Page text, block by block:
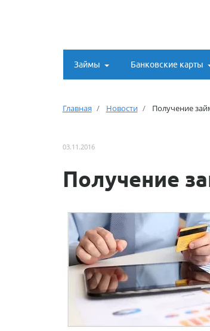
Займы Банковские карты
Главная Новости Получение
03.11.2016
Получение